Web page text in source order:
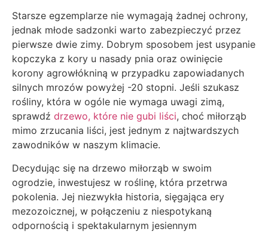
Starsze egzemplarze nie wymagają żadnej ochrony,
jednak młode sadzonki warto zabezpieczyć przez
pierwsze dwie zimy. Dobrym sposobem jest usypanie
kopczyka z kory u nasady pnia oraz owinięcie
korony agrowłókniną w przypadku zapowiadanych
silnych mrozów powyżej -20 stopni. Jeśli szukasz
rośliny, która w ogóle nie wymaga uwagi zimą,
sprawdź drzewo, które nie gubi liści, choć miłorząb
mimo zrzucania liści, jest jednym z najtwardszych
zawodników w naszym klimacie.
Decydując się na drzewo miłorząb w swoim
ogrodzie, inwestujesz w roślinę, która przetrwa
pokolenia. Jej niezwykła historia, sięgająca ery
mezozoicznej, w połączeniu z niespotykaną
odpornością i spektakularnym jesiennym